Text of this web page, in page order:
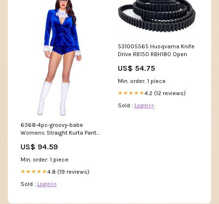
6368-4pc-groovy-babe
Womens Straight Kurta Pant
US$ 94.59
Min. order: 1 piece
★★★★★4.8 (19 reviews)
Sold : Login>>
531005565 Husqvarna Knife
Drive RB150 RBH180 Open
US$ 54.75
Min. order: 1 piece
★★★★★4.2 (12 reviews)
Sold : Login>>